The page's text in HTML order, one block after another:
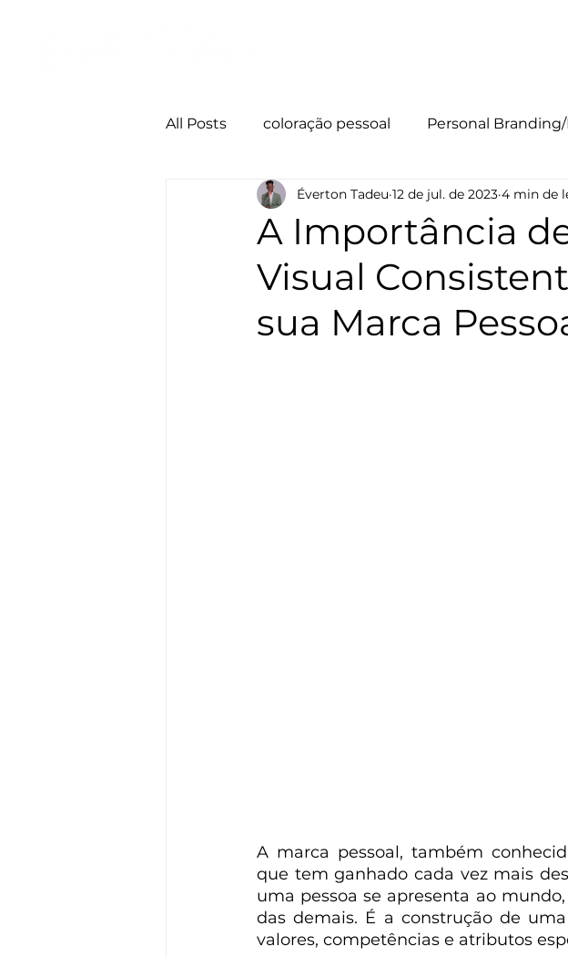
All Posts coloração pessoal Personal Branding/
Imagem pessoal Código PRETO
A Importância
Visual
sua Marca
Éverton Tadeu 12 de jul. de 2023 4 min de
A marca pessoal, também
que tem ganhado cada vez mais
uma pessoa se apresenta ao
das demais. É a construção de
valores, competências e atributos